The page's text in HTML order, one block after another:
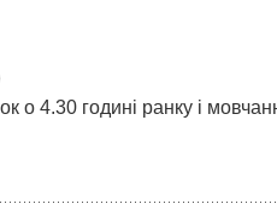
о 4.30 годині ранку і